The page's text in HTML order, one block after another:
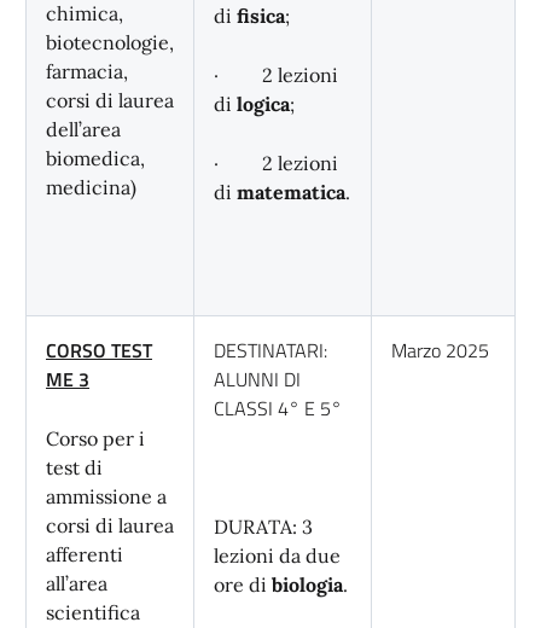
chimica,
biotecnologie,
farmacia,
corsi di laurea
dell’area
biomedica,
medicina)
di fisica;
· 2 lezioni
di logica;
· 2 lezioni
di matematica.
CORSO TEST
ME 3
Corso per i
test di
ammissione a
corsi di laurea
afferenti
all’area
scientifica
DESTINATARI:
ALUNNI DI
CLASSI 4° E 5°
DURATA: 3
lezioni da due
ore di biologia.
Marzo 2025